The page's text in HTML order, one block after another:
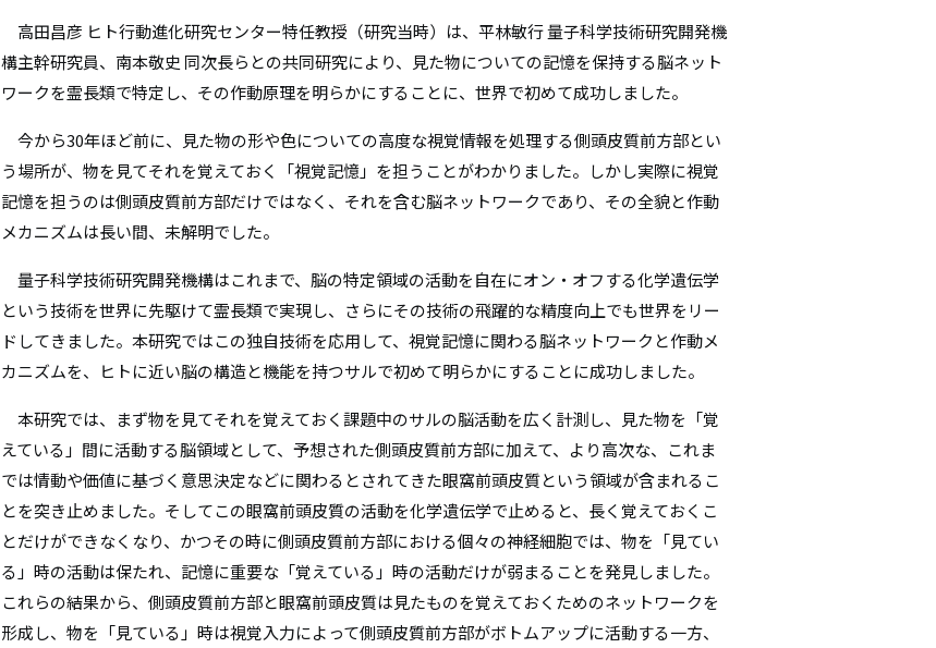
ー
ー
リ
ン
ク
ー
リ
ン
ク
高田昌彦 ヒト行動進化研究センター特任教授（研究当時）は、平林敏行 量子科学技術研究開発機
構主幹研究員、南本敬史 同次長らとの共同研究により、見た物についての記憶を保持する脳ネット
ワークを霊長類で特定し、その作動原理を明らかにすることに、世界で初めて成功しました。
今から30年ほど前に、見た物の形や色についての高度な視覚情報を処理する側頭皮質前方部とい
う場所が、物を見てそれを覚えておく「視覚記憶」を担うことがわかりました。しかし実際に視覚
記憶を担うのは側頭皮質前方部だけではなく、それを含む脳ネットワークであり、その全貌と作動
メカニズムは長い間、未解明でした。
量子科学技術研究開発機構はこれまで、脳の特定領域の活動を自在にオン・オフする化学遺伝学
という技術を世界に先駆けて霊長類で実現し、さらにその技術の飛躍的な精度向上でも世界をリー
ドしてきました。本研究ではこの独自技術を応用して、視覚記憶に関わる脳ネットワークと作動メ
カニズムを、ヒトに近い脳の構造と機能を持つサルで初めて明らかにすることに成功しました。
本研究では、まず物を見てそれを覚えておく課題中のサルの脳活動を広く計測し、見た物を「覚
えている」間に活動する脳領域として、予想された側頭皮質前方部に加えて、より高次な、これま
では情動や価値に基づく意思決定などに関わるとされてきた眼窩前頭皮質という領域が含まれるこ
とを突き止めました。そしてこの眼窩前頭皮質の活動を化学遺伝学で止めると、長く覚えておくこ
とだけができなくなり、かつその時に側頭皮質前方部における個々の神経細胞では、物を「見てい
る」時の活動は保たれ、記憶に重要な「覚えている」時の活動だけが弱まることを発見しました。
これらの結果から、側頭皮質前方部と眼窩前頭皮質は見たものを覚えておくためのネットワークを
形成し、物を「見ている」時は視覚入力によって側頭皮質前方部がボトムアップに活動する一方、